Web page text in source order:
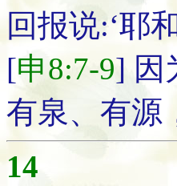
回报说:‘耶
[申8:7-9] 因
有泉、有源
14